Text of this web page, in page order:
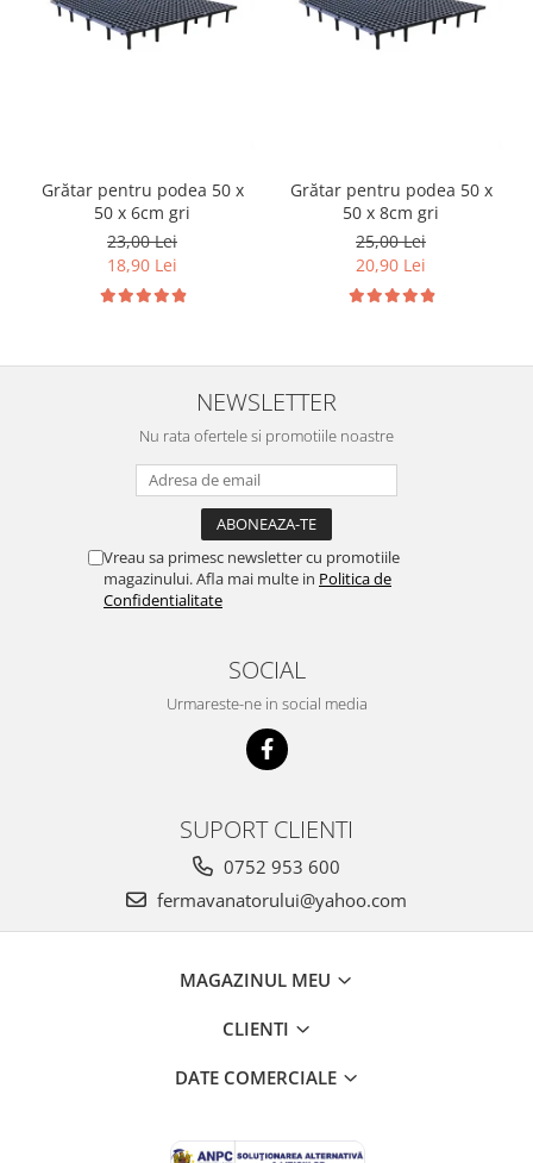
Grătar pentru podea 50 x
50 x 6cm gri
23,00 Lei
18,90 Lei
Grătar pentru podea 50 x
50 x 8cm gri
25,00 Lei
20,90 Lei
NEWSLETTER
Nu rata ofertele si promotiile noastre
Vreau sa primesc newsletter cu promotiile
magazinului. Afla mai multe in Politica de
Confidentialitate
SOCIAL
Urmareste-ne in social media
SUPORT CLIENTI
0752 953 600
fermavanatorului@yahoo.com
MAGAZINUL MEU
CLIENTI
DATE COMERCIALE